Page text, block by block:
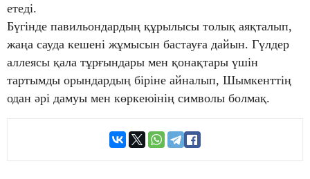
етеді.
Бүгінде павильондардың құрылысы толық аяқталып,
жаңа сауда кешені жұмысын бастауға дайын. Гүлдер
аллеясы қала тұрғындары мен қонақтары үшін
тартымды орындардың біріне айналып, Шымкенттің
одан әрі дамуы мен көркеюінің символы болмақ.